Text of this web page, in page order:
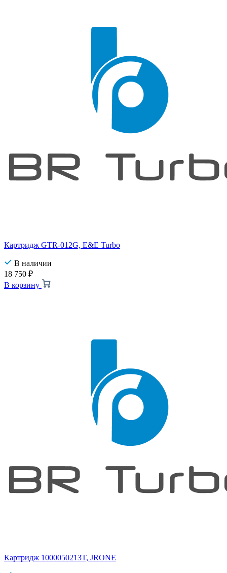
Картридж GTR-012G, E&E Turbo
В наличии
18 750 ₽
В корзину
Картридж 1000050213T, JRONE